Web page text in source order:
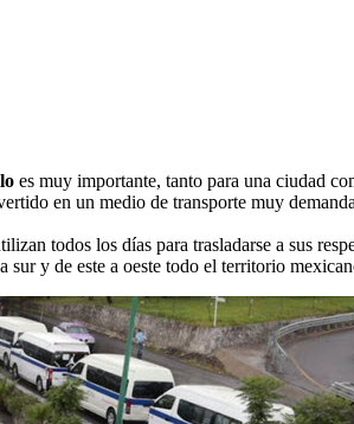
es muy importante, tanto para una ciudad
en un medio de transporte muy
todos los días para trasladarse a sus
sur y de este a oeste todo el territorio